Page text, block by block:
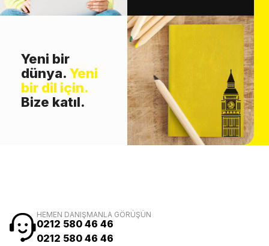
Yeni bir
dünya. Yeni
bir dil için.
Bize katıl.
HEMEN DANIŞMANLA GÖRÜŞÜN
0212 580 46 46
0212 580 46 46